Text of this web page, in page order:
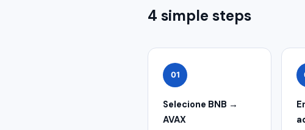
4 simple steps
01
Selecione BNB →
AVAX